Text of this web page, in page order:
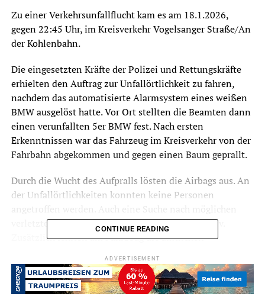
Zu einer Verkehrsunfallflucht kam es am 18.1.2026,
gegen 22:45 Uhr, im Kreisverkehr Vogelsanger Straße/An
der Kohlenbahn.
Die eingesetzten Kräfte der Polizei und Rettungskräfte
erhielten den Auftrag zur Unfallörtlichkeit zu fahren,
nachdem das automatisierte Alarmsystem eines weißen
BMW ausgelöst hatte. Vor Ort stellten die Beamten dann
einen verunfallten 5er BMW fest. Nach ersten
Erkenntnissen war das Fahrzeug im Kreisverkehr von der
Fahrbahn abgekommen und gegen einen Baum geprallt.
Durch die Wucht des Aufpralls lösten die Airbags aus. An
der Unfallörtlichkeiten konnten keine Personen
verletzten Personen verlief im Nahbereich negativ.
Zusätzlich fehlten am Fahrzeug die amtlichen
zum Unfallhergang und zum Halter des Fahrzeugs. Erste
Hinweise liegen bereits vor und werden ausgewertet. In
diesem Zusammenhang sucht die Polizei noch nach
CONTINUE READING
ADVERTISEMENT